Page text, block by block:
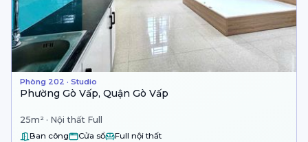
Phòng 202 · Studio
Phường Gò Vấp, Quận Gò Vấp
25m² · Nội thất Full
Ban công Cửa sổ Full nội thất